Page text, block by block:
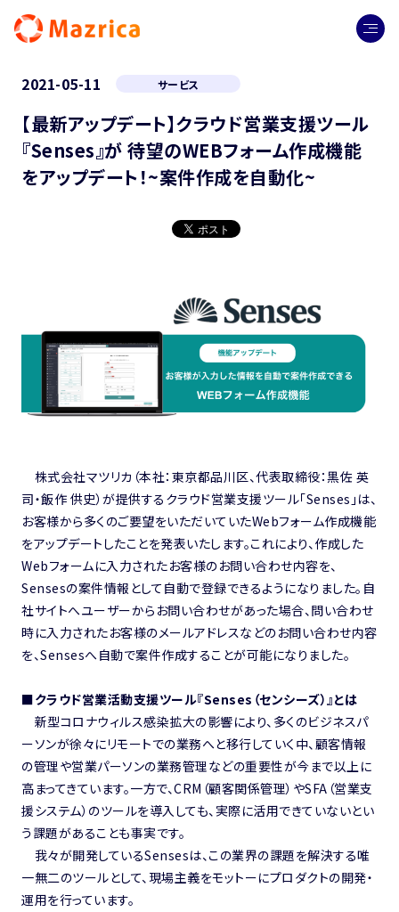
2021-05-11 サービス
【最新アップデート】クラウド営業支援ツール
『Senses』が 待望のWEBフォーム作成機能
をアップデート！~案件作成を自動化~
株式会社マツリカ（本社：東京都品川区、代表取締役：黒佐 英
司・飯作 供史）が提供するクラウド営業支援ツール「Senses」は、
お客様から多くのご要望をいただいていたWebフォーム作成機能
をアップデートしたことを発表いたします。これにより、作成した
Webフォームに入力されたお客様のお問い合わせ内容を、
Sensesの案件情報として自動で登録できるようになりました。 自
社サイトへユーザーからお問い合わせがあった場合、問い合わせ
時に入力されたお客様のメールアドレスなどのお問い合わせ内容
を、Sensesへ自動で案件作成することが可能になりました。
■クラウド営業活動支援ツール『Senses（センシーズ）』とは
新型コロナウィルス感染拡大の影響により、多くのビジネスパ
ーソンが徐々にリモートでの業務へと移行していく中、顧客情報
の管理や営業パーソンの業務管理などの重要性が今まで以上に
高まってきています。一方で、CRM（顧客関係管理）やSFA（営業支
援システム）のツールを導入しても、実際に活用できていないとい
う課題があることも事実です。
我々が開発しているSensesは、この業界の課題を解決する唯
一無二のツールとして、現場主義をモットーにプロダクトの開発・
運用を行っています。